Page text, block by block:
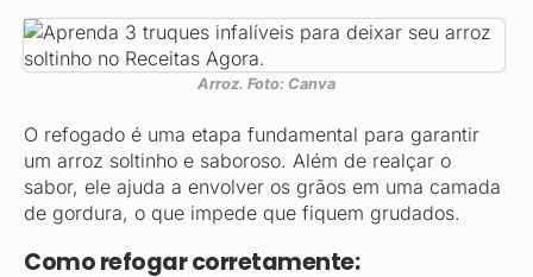
Arroz. Foto: Canva
O refogado é uma etapa fundamental para garantir
um arroz soltinho e saboroso. Além de realçar o
sabor, ele ajuda a envolver os grãos em uma camada
de gordura, o que impede que fiquem grudados.
Como refogar corretamente: